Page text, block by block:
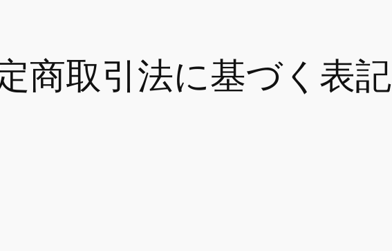
商取引法に基づく表記